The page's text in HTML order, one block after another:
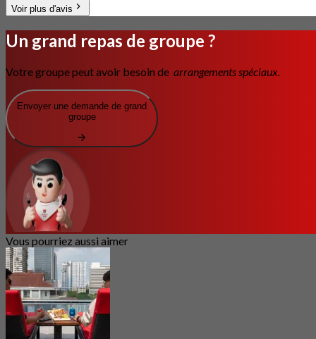
Voir plus d'avis
Un grand repas de groupe ?
Votre groupe peut avoir besoin de arrangements spéciaux.
Envoyer une demande de grand
groupe
Vous pourriez aussi aimer